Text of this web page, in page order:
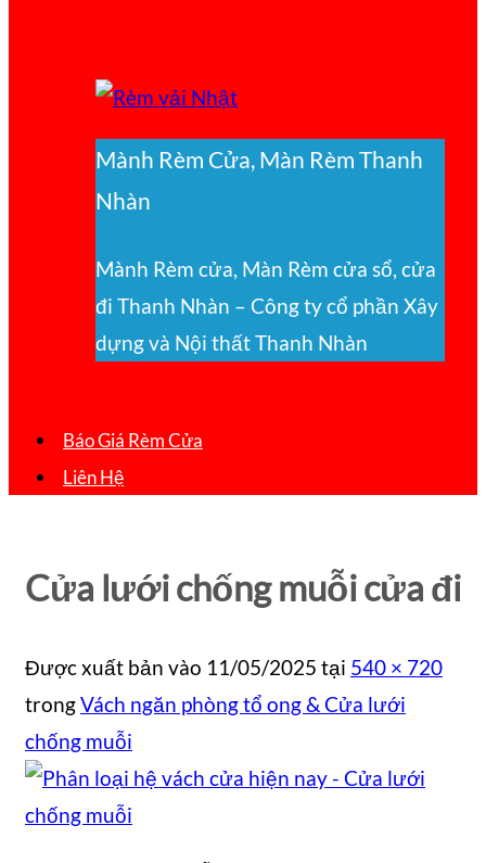
Mành Rèm Cửa, Màn Rèm Thanh
Nhàn
Mành Rèm cửa, Màn Rèm cửa sổ, cửa
đi Thanh Nhàn – Công ty cổ phần Xây
dựng và Nội thất Thanh Nhàn
Báo Giá Rèm Cửa
Liên Hệ
Cửa lưới chống muỗi cửa đi
Được xuất bản vào 11/05/2025 tại 540 × 720
trongVách ngăn phòng tổ ong & Cửa lưới
chống muỗi